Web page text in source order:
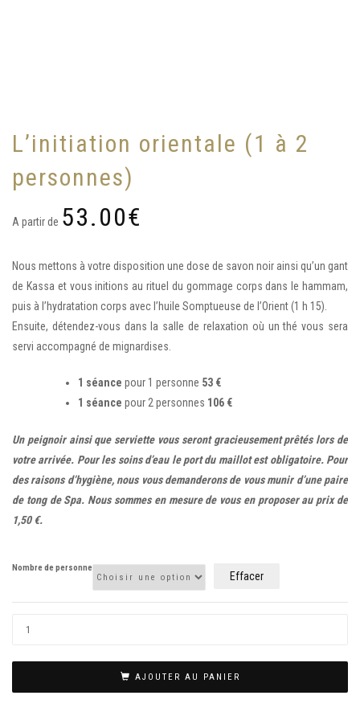
L’initiation orientale (1 à 2
personnes)
A partir de 53.00€
Nous mettons à votre disposition une dose de savon noir ainsi qu’un gant
de Kassa et vous initions au rituel du gommage corps dans le hammam,
puis à l’hydratation corps avec l’huile Somptueuse de l’Orient (1 h 15).
Ensuite, détendez-vous dans la salle de relaxation où un thé vous sera
servi accompagné de mignardises.
1 séance pour 1 personne 53 €
1 séance pour 2 personnes 106 €
Un peignoir ainsi que serviette vous seront gracieusement prêtés lors de
votre arrivée. Pour les soins d’eau le port du maillot est obligatoire. Pour
des raisons d’hygiène, nous vous demanderons de vous munir d’une paire
de tong de Spa. Nous sommes en mesure de vous en proposer au prix de
1,50 €.
Nombre de personne
Effacer
AJOUTER AU PANIER